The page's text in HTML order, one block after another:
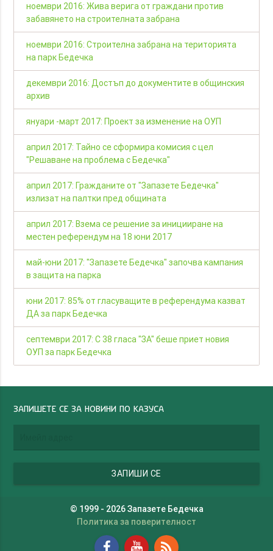
ноември 2016: Жива верига от граждани против
забавянето на строителната забрана
ноември 2016: Строителна забрана на територията
на парк Бедечка
декември 2016: Достъп до документите в общинския
архив
януари -март 2017: Проект за изменение на ОУП
април 2017: Тайно се сформира комисия с цел
"Решаване на проблема с Бедечка"
април 2017: Гражданите от "Запазете Бедечка"
излизат на палтки пред общината
април 2017: Взема се решение за иницииране на
местен референдум на 18 юни 2017
май-юни 2017: "Запазете Бедечка" започва кампания
в защита на парка
юни 2017: 85% от гласуващите в референдума казват
ДА за парк Бедечка
септември 2017: С 38 гласа "ЗА" беше приет новия
ОУП за парк Бедечка
ЗАПИШЕТЕ СЕ ЗА НОВИНИ ПО КАЗУСА
© 1999 - 2026 Запазете Бедечка
Политика за поверителност